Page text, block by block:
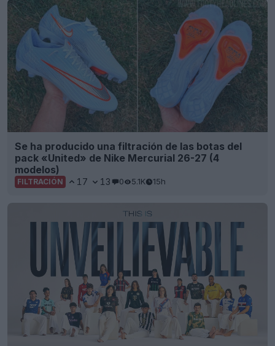
Se ha producido una filtración de las botas del
pack «United» de Nike Mercurial 26-27 (4
modelos)
FILTRACIÓN 17 13 0 5.1K 15h